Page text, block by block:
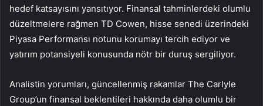
hedef katsayısını yansıtıyor. Finansal tahminlerdeki olumlu
düzeltmelere rağmen TD Cowen, hisse senedi üzerindeki
Piyasa Performansı notunu korumayı tercih ediyor ve
yatırım potansiyeli konusunda nötr bir duruş sergiliyor.
Analistin yorumları, güncellenmiş rakamlar The Carlyle
Group’un finansal beklentileri hakkında daha olumlu bir